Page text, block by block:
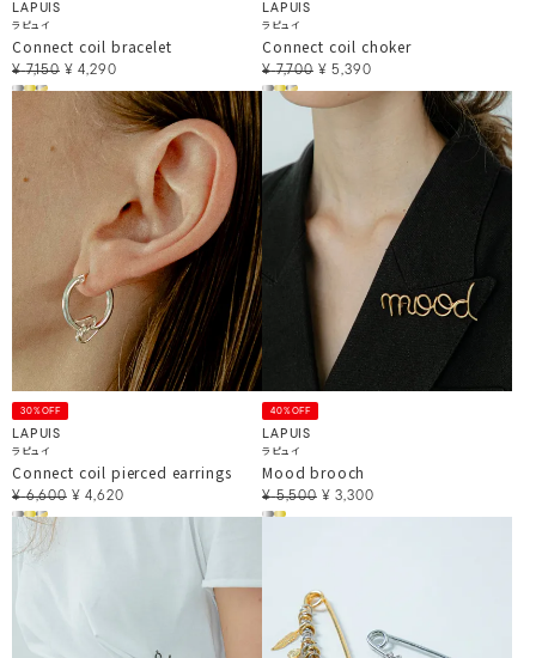
LAPUIS
ラピュイ
Connect coil bracelet
¥ 7,150 ¥ 4,290
LAPUIS
ラピュイ
Connect coil choker
¥ 7,700 ¥ 5,390
30%OFF
LAPUIS
ラピュイ
Connect coil pierced earrings
¥ 6,600 ¥ 4,620
40%OFF
LAPUIS
ラピュイ
Mood brooch
¥ 5,500 ¥ 3,300